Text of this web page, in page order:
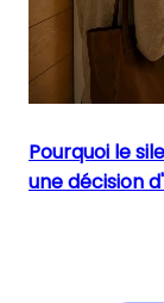
Pourquoi le
une décision